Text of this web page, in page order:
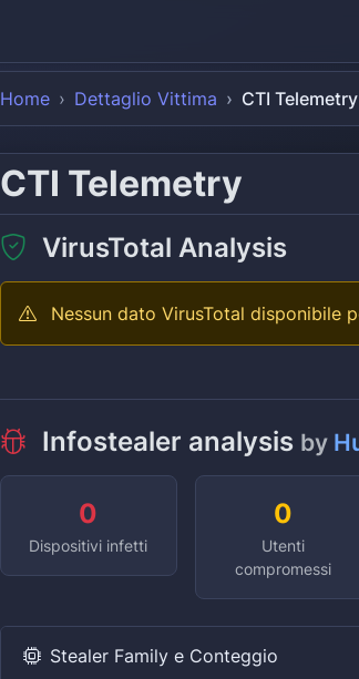
Home Dettaglio Vittima CTI Telemetry
CTI Telemetry
VirusTotal Analysis
Nessun dato VirusTotal disponibile
Infostealer analysis by
0
Dispositivi infetti
0
Utenti
compromessi
Stealer Family e Conteggio